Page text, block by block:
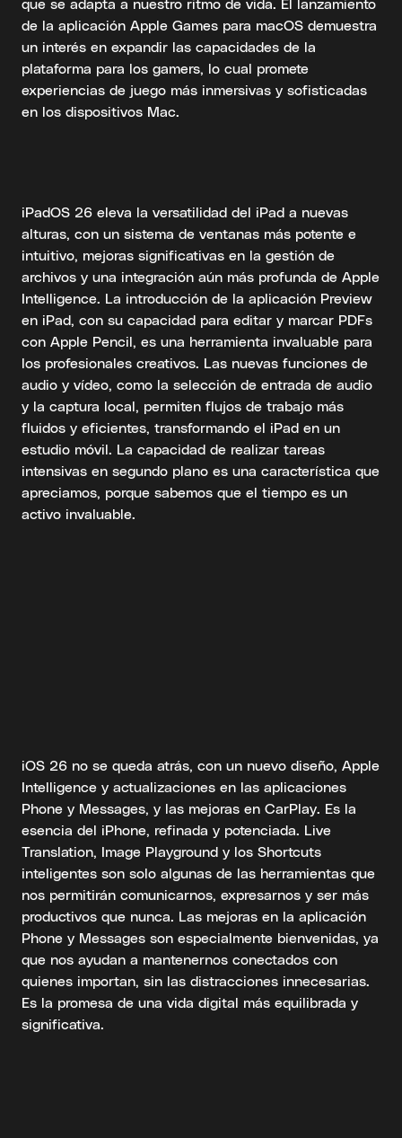
de la aplicación Apple Games para macOS demuestra
un interés en expandir las capacidades de la
plataforma para los gamers, lo cual promete
experiencias de juego más inmersivas y sofisticadas
en los dispositivos Mac.
iPadOS 26 eleva la versatilidad del iPad a nuevas
alturas, con un sistema de ventanas más potente e
intuitivo, mejoras significativas en la gestión de
archivos y una integración aún más profunda de Apple
Intelligence. La introducción de la aplicación Preview
en iPad, con su capacidad para editar y marcar PDFs
con Apple Pencil, es una herramienta invaluable para
los profesionales creativos. Las nuevas funciones de
audio y vídeo, como la selección de entrada de audio
y la captura local, permiten flujos de trabajo más
fluidos y eficientes, transformando el iPad en un
estudio móvil. La capacidad de realizar tareas
intensivas en segundo plano es una característica que
apreciamos, porque sabemos que el tiempo es un
activo invaluable.
iOS 26 no se queda atrás, con un nuevo diseño, Apple
Intelligence y actualizaciones en las aplicaciones
Phone y Messages, y las mejoras en CarPlay. Es la
esencia del iPhone, refinada y potenciada. Live
Translation, Image Playground y los Shortcuts
inteligentes son solo algunas de las herramientas que
nos permitirán comunicarnos, expresarnos y ser más
productivos que nunca. Las mejoras en la aplicación
Phone y Messages son especialmente bienvenidas, ya
que nos ayudan a mantenernos conectados con
quienes importan, sin las distracciones innecesarias.
Es la promesa de una vida digital más equilibrada y
significativa.